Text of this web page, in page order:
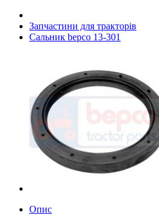
Запчастини для тракторів
Сальник bepco 13-301
Опис